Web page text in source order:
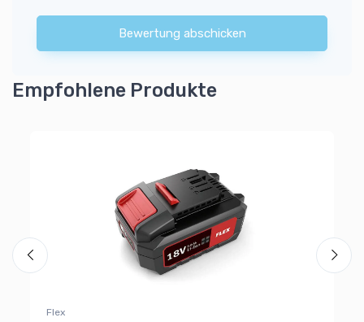
Bewertung abschicken
Empfohlene Produkte
Flex